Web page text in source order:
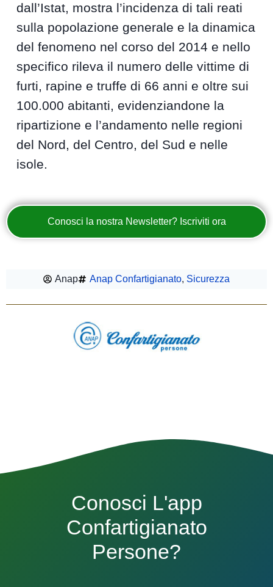
dall’Istat, mostra l’incidenza di tali reati
sulla popolazione generale e la dinamica
del fenomeno nel corso del 2014 e nello
specifico rileva il numero delle vittime di
furti, rapine e truffe di 66 anni e oltre sui
100.000 abitanti, evidenziandone la
ripartizione e l’andamento nelle regioni
del Nord, del Centro, del Sud e nelle
isole.
Conosci la nostra Newsletter? Iscriviti ora
Anap Anap Confartigianato, Sicurezza
Conosci L'app
Confartigianato
Persone?